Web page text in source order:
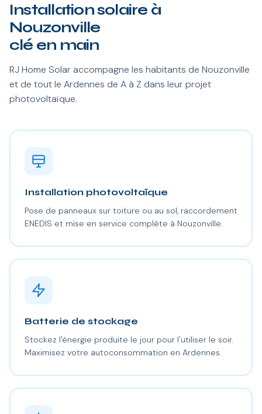
Installation solaire à
Nouzonville
clé en main
RJ Home Solar accompagne les habitants de Nouzonville
et de tout le Ardennes de A à Z dans leur projet
photovoltaïque.
Installation photovoltaïque
Pose de panneaux sur toiture ou au sol, raccordement
ENEDIS et mise en service complète à Nouzonville.
Batterie de stockage
Stockez l'énergie produite le jour pour l'utiliser le soir.
Maximisez votre autoconsommation en Ardennes.